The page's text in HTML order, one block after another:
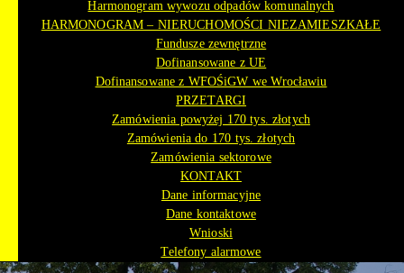
Harmonogram wywozu odpadów komunalnych
HARMONOGRAM – NIERUCHOMOŚCI NIEZAMIESZKAŁE
Fundusze zewnętrzne
Dofinansowane z UE
Dofinansowane z WFOŚiGW we Wrocławiu
PRZETARGI
Zamówienia powyżej 170 tys. złotych
Zamówienia do 170 tys. złotych
Zamówienia sektorowe
KONTAKT
Dane informacyjne
Dane kontaktowe
Wnioski
Telefony alarmowe